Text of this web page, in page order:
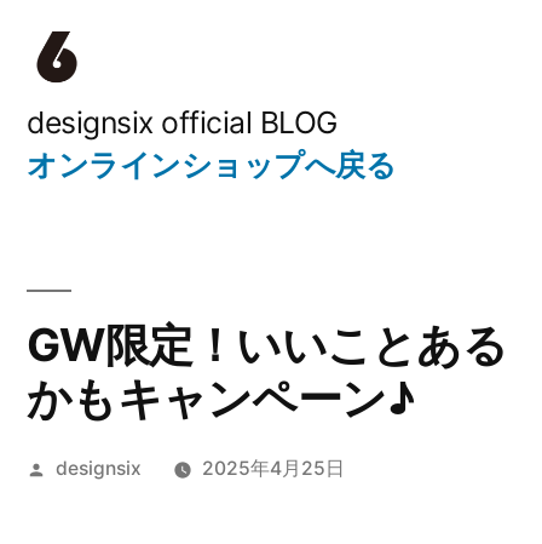
designsix official BLOG
オンラインショップへ戻る
GW限定！いいことある
かもキャンペーン♪
投
designsix 2025年4月25日